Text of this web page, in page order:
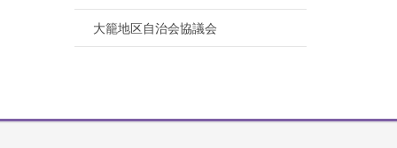
大籠地区自治会協議会